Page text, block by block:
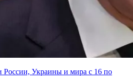
России, Украины и мира с 16 по